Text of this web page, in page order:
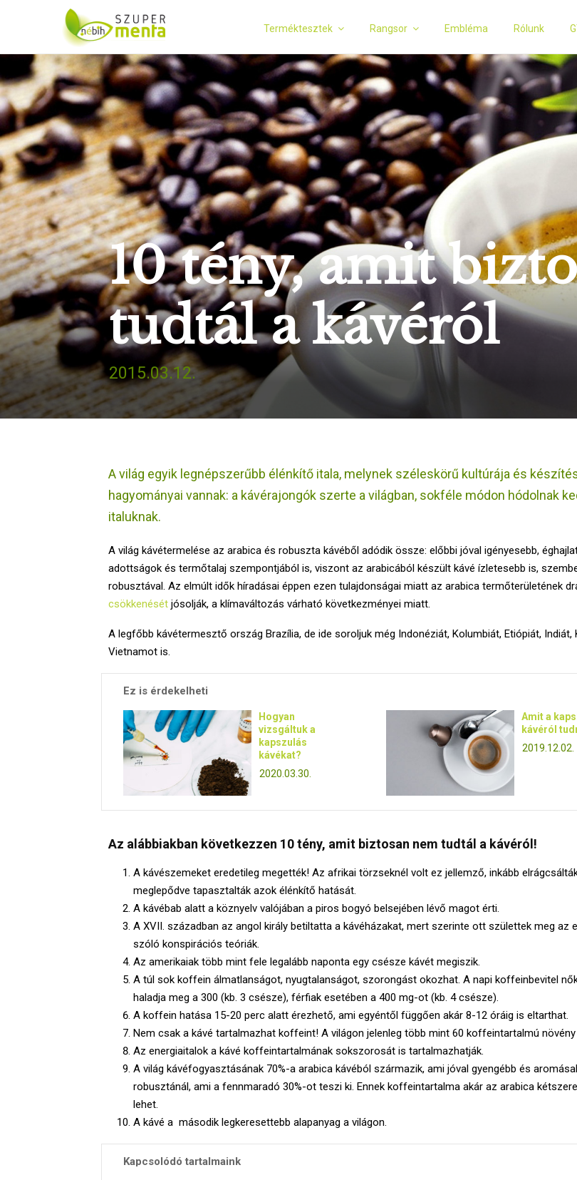
Terméktesztek Rangsor Embléma Rólunk
10 tény, amit
tudtál a kávéról
2015.03.12.
A világ egyik legnépszerűbb élénkítő itala, melynek széleskörű kultúrája és
hagyományai vannak: a kávérajongók szerte a világban, sokféle módon hódolnak
italuknak.
A világ kávétermelése az arabica és robuszta kávéből adódik össze: előbbi jóval igényesebb,
adottságok és termőtalaj szempontjából is, viszont az arabicából készült kávé ízletesebb is,
robusztával. Az elmúlt idők híradásai éppen ezen tulajdonságai miatt az arabica termőterületének
csökkenését jósolják, a klímaváltozás várható következményei miatt.
A legfőbb kávétermesztő ország Brazília, de ide soroljuk még Indonéziát, Kolumbiát, Etiópiát, Indiát,
Vietnamot is.
Ez is érdekelheti
Hogyan
vizsgáltuk a
kapszulás
kávékat?
2020.03.30.
Amit a
kávéról
2019.12.02.
Az alábbiakban következzen 10 tény, amit biztosan nem tudtál a kávéról!
A kávészemeket eredetileg megették! Az afrikai törzseknél volt ez jellemző, inkább
meglepődve tapasztalták azok élénkítő hatását.
A kávébab alatt a köznyelv valójában a piros bogyó belsejében lévő magot érti.
A XVII. században az angol király betiltatta a kávéházakat, mert szerinte ott születtek meg az
szóló konspirációs teóriák.
Az amerikaiak több mint fele legalább naponta egy csésze kávét megiszik.
A túl sok koffein álmatlanságot, nyugtalanságot, szorongást okozhat. A napi koffeinbevitel
haladja meg a 300 (kb. 3 csésze), férfiak esetében a 400 mg-ot (kb. 4 csésze).
A koffein hatása 15-20 perc alatt érezhető, ami egyéntől függően akár 8-12 óráig is eltarthat.
Nem csak a kávé tartalmazhat koffeint! A világon jelenleg több mint 60 koffeintartalmú növény
Az energiaitalok a kávé koffeintartalmának sokszorosát is tartalmazhatják.
A világ kávéfogyasztásának 70%-a arabica kávéból származik, ami jóval gyengébb és
robusztánál, ami a fennmaradó 30%-ot teszi ki. Ennek koffeintartalma akár az arabica
lehet.
A kávé a második legkeresettebb alapanyag a világon.
Kapcsolódó tartalmaink